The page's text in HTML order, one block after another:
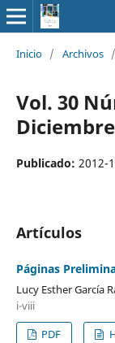
Inicio / Archivos /
Vol. 30
Diciembre
Publicado: 2012-
Artículos
Páginas
Lucy Esther García
i-viii
PDF